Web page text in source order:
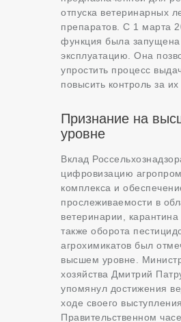
отпуска ветеринарных
препаратов. С 1 марта
функция была запущена
эксплуатацию. Она
упростить процесс
повысить контроль за
Признание на
уровне
Вклад
цифровизацию
комплекса и
прослеживаемости в
ветеринарии,
также оборота
агрохимикатов был
высшем уровне.
хозяйства Дмитрий
упомянул достижения
ходе своего
Правительственном часе,